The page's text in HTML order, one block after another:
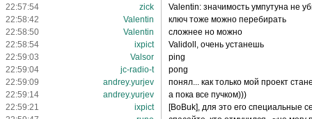
22:57:54
zick
Valentin: значимость умпутуна не
22:58:42
Valentin
ключ тоже можно перебирать
22:58:50
Valentin
сложнее но можно
22:58:54
ixpict
Validoll, очень устанешь
22:59:03
Valsor
ping
22:59:04
jc-radio-t
pong
22:59:09
andrey.yurjev
понял... как только мой проект
22:59:14
andrey.yurjev
а пока все пучком)))
22:59:21
ixpict
[BoBuk], для это его специальные